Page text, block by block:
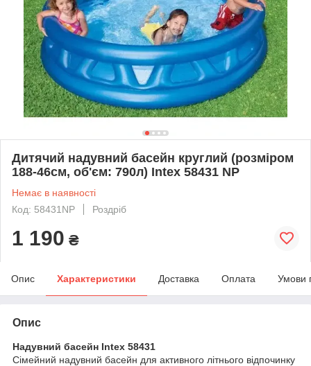
Дитячий надувний басейн круглий (розміром
188-46см, об'єм: 790л) Intex 58431 NP
Немає в наявності
Код: 58431NP
Роздріб
1 190 ₴
Опис Характеристики Доставка Оплата Умови
Опис
Надувний басейн Intex 58431
Сімейний надувний басейн для активного літнього відпочинку